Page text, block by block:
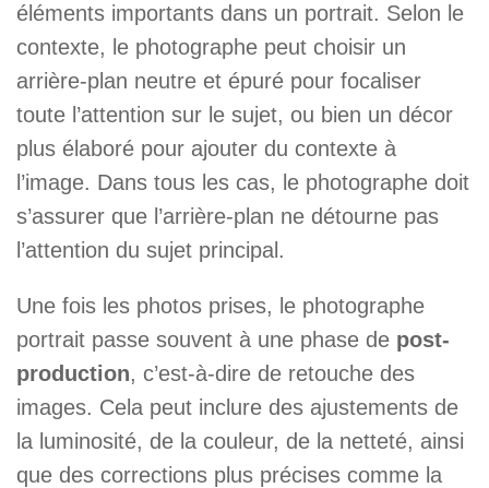
éléments importants dans un portrait. Selon le
contexte, le photographe peut choisir un
arrière-plan neutre et épuré pour focaliser
toute l’attention sur le sujet, ou bien un décor
plus élaboré pour ajouter du contexte à
l’image. Dans tous les cas, le photographe doit
s’assurer que l’arrière-plan ne détourne pas
l’attention du sujet principal.
Une fois les photos prises, le photographe
portrait passe souvent à une phase de post-
production, c’est-à-dire de retouche des
images. Cela peut inclure des ajustements de
la luminosité, de la couleur, de la netteté, ainsi
que des corrections plus précises comme la